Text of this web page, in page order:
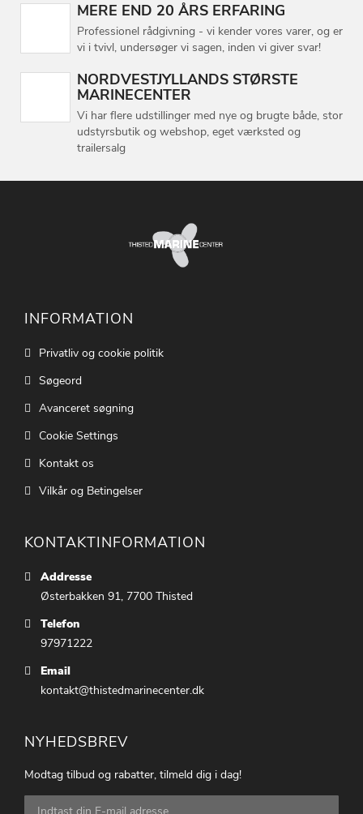
MERE END 20 ÅRS ERFARING
Professionel rådgivning - vi kender vores varer, og er
vi i tvivl, undersøger vi sagen, inden vi giver svar!
NORDVESTJYLLANDS STØRSTE
MARINECENTER
Vi har flere udstillinger med nye og brugte både, stor
udstyrsbutik og webshop, eget værksted og
trailersalg
INFORMATION
Privatliv og cookie politik
Søgeord
Avanceret søgning
Cookie Settings
Kontakt os
Vilkår og Betingelser
KONTAKTINFORMATION
Addresse
Østerbakken 91, 7700 Thisted
Telefon
97971222
Email
kontakt@thistedmarinecenter.dk
NYHEDSBREV
Modtag tilbud og rabatter, tilmeld dig i dag!
Tilmeld